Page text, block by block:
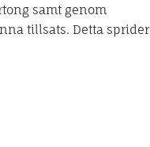
samt genom
tillsats. Detta sprider